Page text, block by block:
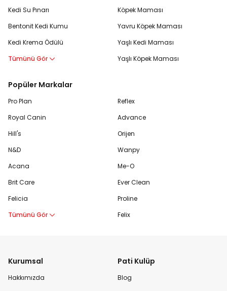
Kedi Su Pınarı
Bentonit Kedi Kumu
Kedi Krema Ödülü
Tümünü Gör
Köpek Maması
Yavru Köpek Maması
Yaşlı Kedi Maması
Yaşlı Köpek Maması
Popüler Markalar
Pro Plan
Royal Canin
Hill's
N&D
Acana
Brit Care
Felicia
Tümünü Gör
Reflex
Advance
Orijen
Wanpy
Me-O
Ever Clean
Proline
Felix
Kurumsal
Hakkımızda
Pati Kulüp
Blog